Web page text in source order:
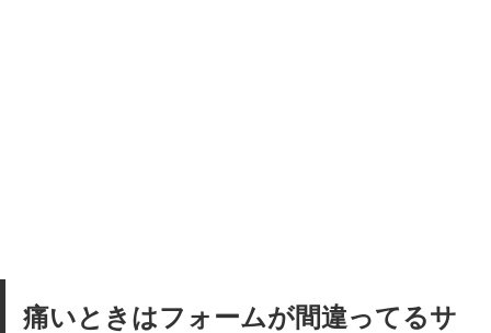
痛いときはフォームが間違ってるサ